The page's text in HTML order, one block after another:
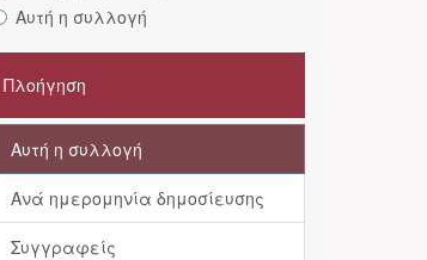
Αυτή η συλλογή
Πλοήγηση
Αυτή η συλλογή
Ανά ημερομηνία δημοσίευσης
Συγγραφείς